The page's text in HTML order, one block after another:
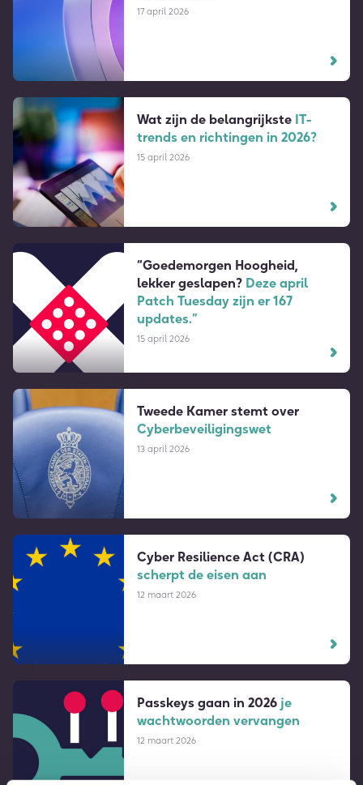
17 april 2026
Wat zijn de belangrijkste IT-
trends en richtingen in 2026?
15 april 2026
“Goedemorgen Hoogheid,
lekker geslapen? Deze april
Patch Tuesday zijn er 167
updates.”
15 april 2026
Tweede Kamer stemt over
Cyber­beveiligingswet
13 april 2026
Cyber Resilience Act (CRA)
scherpt de eisen aan
12 maart 2026
Passkeys gaan in 2026 je
wachtwoorden vervangen
12 maart 2026